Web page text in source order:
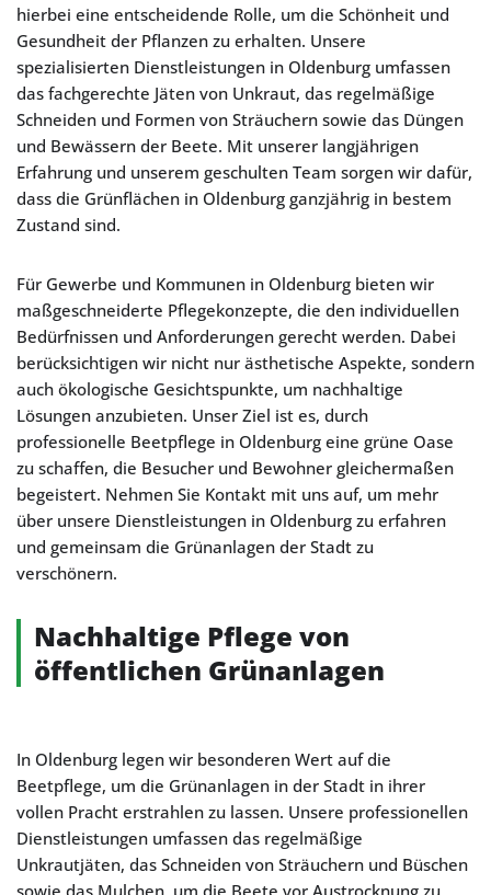
hierbei eine entscheidende Rolle, um die Schönheit und
Gesundheit der Pflanzen zu erhalten. Unsere
spezialisierten Dienstleistungen in Oldenburg umfassen
das fachgerechte Jäten von Unkraut, das regelmäßige
Schneiden und Formen von Sträuchern sowie das Düngen
und Bewässern der Beete. Mit unserer langjährigen
Erfahrung und unserem geschulten Team sorgen wir dafür,
dass die Grünflächen in Oldenburg ganzjährig in bestem
Zustand sind.
Für Gewerbe und Kommunen in Oldenburg bieten wir
maßgeschneiderte Pflegekonzepte, die den individuellen
Bedürfnissen und Anforderungen gerecht werden. Dabei
berücksichtigen wir nicht nur ästhetische Aspekte, sondern
auch ökologische Gesichtspunkte, um nachhaltige
Lösungen anzubieten. Unser Ziel ist es, durch
professionelle Beetpflege in Oldenburg eine grüne Oase
zu schaffen, die Besucher und Bewohner gleichermaßen
begeistert. Nehmen Sie Kontakt mit uns auf, um mehr
über unsere Dienstleistungen in Oldenburg zu erfahren
und gemeinsam die Grünanlagen der Stadt zu
verschönern.
Nachhaltige Pflege von
öffentlichen Grünanlagen
In Oldenburg legen wir besonderen Wert auf die
Beetpflege, um die Grünanlagen in der Stadt in ihrer
vollen Pracht erstrahlen zu lassen. Unsere professionellen
Dienstleistungen umfassen das regelmäßige
Unkrautjäten, das Schneiden von Sträuchern und Büschen
sowie das Mulchen, um die Beete vor Austrocknung zu